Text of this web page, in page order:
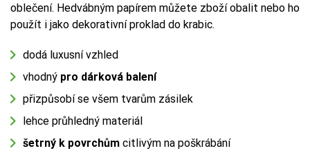
oblečení. Hedvábným papírem můžete zboží obalit nebo ho
použít i jako dekorativní proklad do krabic.
dodá luxusní vzhled
vhodný pro dárková balení
přizpůsobí se všem tvarům zásilek
lehce průhledný materiál
šetrný k povrchům citlivým na poškrábání